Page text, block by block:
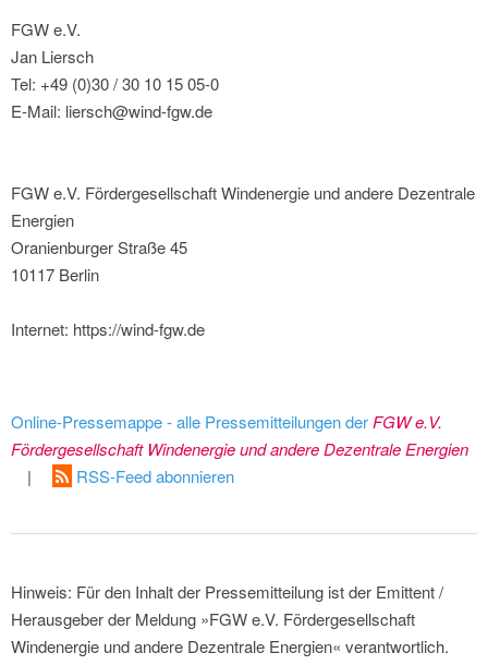
FGW e.V.
Jan Liersch
Tel: +49 (0)30 / 30 10 15 05-0
E-Mail: liersch@wind-fgw.de
FGW e.V. Fördergesellschaft Windenergie und andere Dezentrale
Energien
Oranienburger Straße 45
10117 Berlin
Internet: https://wind-fgw.de
Online-Pressemappe - alle Pressemitteilungen der FGW e.V.
Fördergesellschaft Windenergie und andere Dezentrale Energien
|
RSS-Feed abonnieren
Hinweis: Für den Inhalt der Pressemitteilung ist der Emittent /
Herausgeber der Meldung »FGW e.V. Fördergesellschaft
Windenergie und andere Dezentrale Energien« verantwortlich.